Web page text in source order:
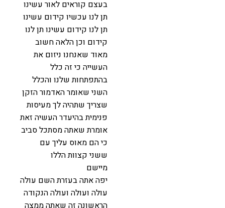
בעצם קוראים לאור עשינו
תן לנו עכשיו קידום עשינו
תן לנו קידום עשינו תן לנו
קידום וכן הלאה חשוב
מאוד שאנחנו ניזום את
העשייה כי זה כלל
בהתפתחות שלנו והכלל
השני שאומר האדמור הזקן
שצריך שתהיה לך מעיסות
פנימית בהיעדר העשיה זאת
אומרת שאתה מסתכל סביב
כי הם מאוס עליך עם
ששני קצוות הללו
מיישם
יפה אתה בעזרת השם עולה
עולה ועולה ועולה הנקודה
הראשונה זה שאתה ממצה